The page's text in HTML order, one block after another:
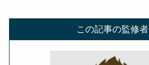
この記事の監修者